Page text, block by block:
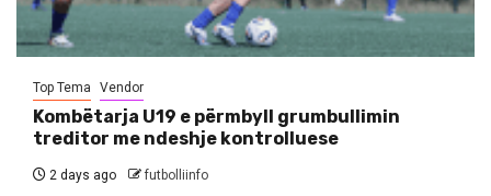
Top Tema Vendor
Kombëtarja U19 e përmbyll grumbullimin
treditor me ndeshje kontrolluese
2 days ago futbolliinfo